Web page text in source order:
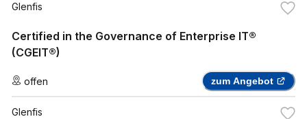
Glenfis
Certified in the Governance of Enterprise IT®
(CGEIT®)
offen zum Angebot
Glenfis